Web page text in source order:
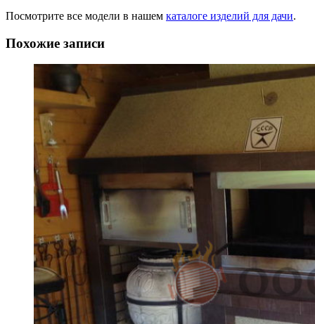
Посмотрите все модели в нашем каталоге изделий для дачи.
Похожие записи